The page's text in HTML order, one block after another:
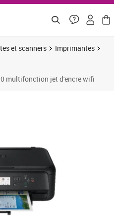
et scanners
Imprimantes
multifonction jet d'encre wifi